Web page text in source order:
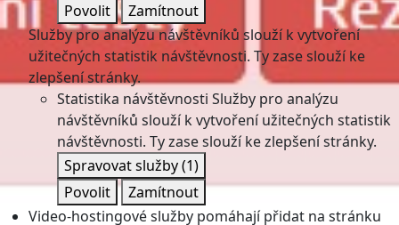
Povolit
Zamítnout
Služby pro analýzu návštěvníků slouží k vytvoření
užitečných statistik návštěvnosti. Ty zase slouží ke
zlepšení stránky.
Statistika návštěvnosti Služby pro analýzu
návštěvníků slouží k vytvoření užitečných statistik
návštěvnosti. Ty zase slouží ke zlepšení stránky.
Spravovat služby(1)
Povolit
Zamítnout
Video-hostingové služby pomáhají přidat na stránku